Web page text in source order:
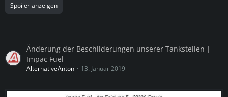
Spoiler anzeigen
Änderung der Beschilderungen unserer Tankstellen |
Impac Fuel
AlternativeAnton 13. Januar 2019